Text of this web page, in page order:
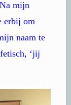
mijn
erbij om
naam te
‘jij